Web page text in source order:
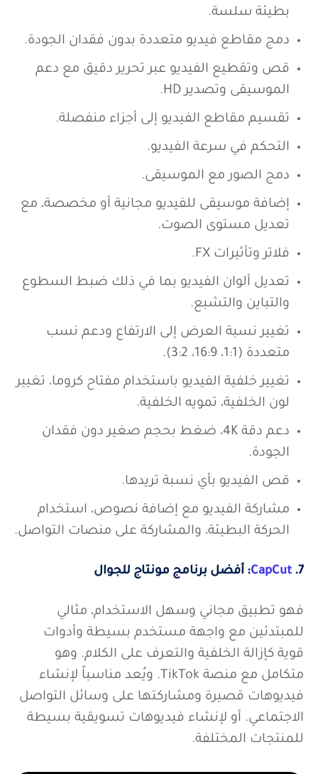
بطيئة سلسة.
دمج مقاطع فيديو متعددة بدون فقدان الجودة.
قص وتقطيع الفيديو عبر تحرير دقيق مع دعم
الموسيقى وتصدير HD.
تقسيم مقاطع الفيديو إلى أجزاء منفصلة.
التحكم في سرعة الفيديو.
دمج الصور مع الموسيقى.
إضافة موسيقى للفيديو مجانية أو مخصصة، مع
تعديل مستوى الصوت.
فلاتر وتأثيرات FX.
تعديل ألوان الفيديو بما في ذلك ضبط السطوع
والتباين والتشبع.
تغيير نسبة العرض إلى الارتفاع ودعم نسب
متعددة (1:1، 16:9، 3:2).
تغيير خلفية الفيديو باستخدام مفتاح كروما، تغيير
لون الخلفية، تمويه الخلفية.
دعم دقة 4K، ضغط بحجم صغير دون فقدان
الجودة.
قص الفيديو بأي نسبة تريدها.
مشاركة الفيديو مع إضافة نصوص، استخدام
الحركة البطيئة، والمشاركة على منصات التواصل.
7.
CapCut: أفضل برنامج مونتاج للجوال
فهو تطبيق مجاني وسهل الاستخدام، مثالي
للمبتدئين مع واجهة مستخدم بسيطة وأدوات
قوية كإزالة الخلفية والتعرف على الكلام. وهو
متكامل مع منصة TikTok. ويُعد مناسباً لإنشاء
فيديوهات قصيرة ومشاركتها على وسائل التواصل
الاجتماعي. أو لإنشاء فيديوهات تسويقية بسيطة
للمنتجات المختلفة.